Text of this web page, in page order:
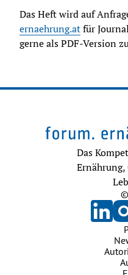
Das Heft wird auf
ernaehrung.at für
gerne als PDF-Version
Das